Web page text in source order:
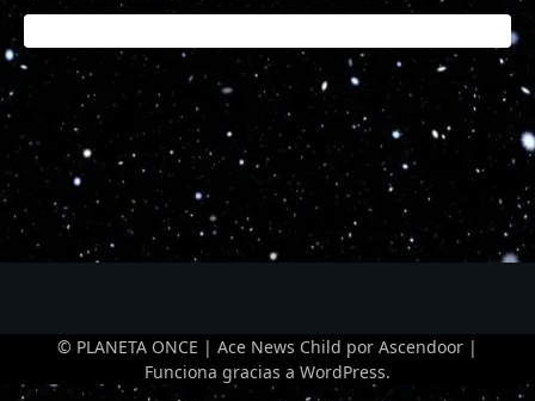
© PLANETA ONCE | Ace News Child por Ascendoor |
Funciona gracias a WordPress.